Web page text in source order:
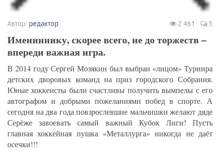
Автор: редактор 2 461 5
Имениннику, скорее всего, не до торжеств –
впереди важная игра.
В 2014 году Сергей Мозякин был выбран «лицом» Турнира
детских дворовых команд на приз городского Собрания.
Юные хоккеисты были счастливы получить вымпелы с его
автографом и добрыми пожеланиями побед в спорте. А
сегодня на два года повзрослевшие мальчишки желают дяде
Серёже завоевать самый важный Кубок Лиги! Пусть
главная хоккейная пушка «Металлурга» никогда не даёт
осечки!!!